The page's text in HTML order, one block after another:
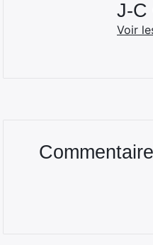
J-C
Voir